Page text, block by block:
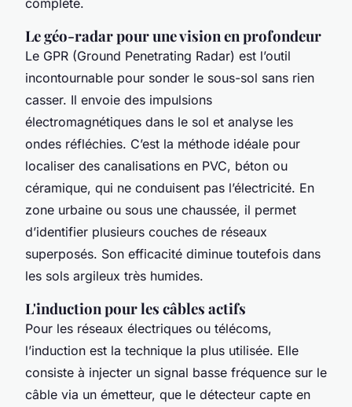
Le géo-radar pour une vision en profondeur
Le GPR (Ground Penetrating Radar) est l’outil
incontournable pour sonder le sous-sol sans rien
casser. Il envoie des impulsions
électromagnétiques dans le sol et analyse les
ondes réfléchies. C’est la méthode idéale pour
localiser des canalisations en PVC, béton ou
céramique, qui ne conduisent pas l’électricité. En
zone urbaine ou sous une chaussée, il permet
d’identifier plusieurs couches de réseaux
superposés. Son efficacité diminue toutefois dans
les sols argileux très humides.
L'induction pour les câbles actifs
Pour les réseaux électriques ou télécoms,
l’induction est la technique la plus utilisée. Elle
consiste à injecter un signal basse fréquence sur le
câble via un émetteur, que le détecteur capte en